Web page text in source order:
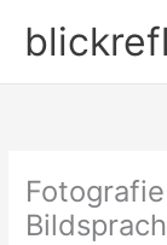
Inhalt